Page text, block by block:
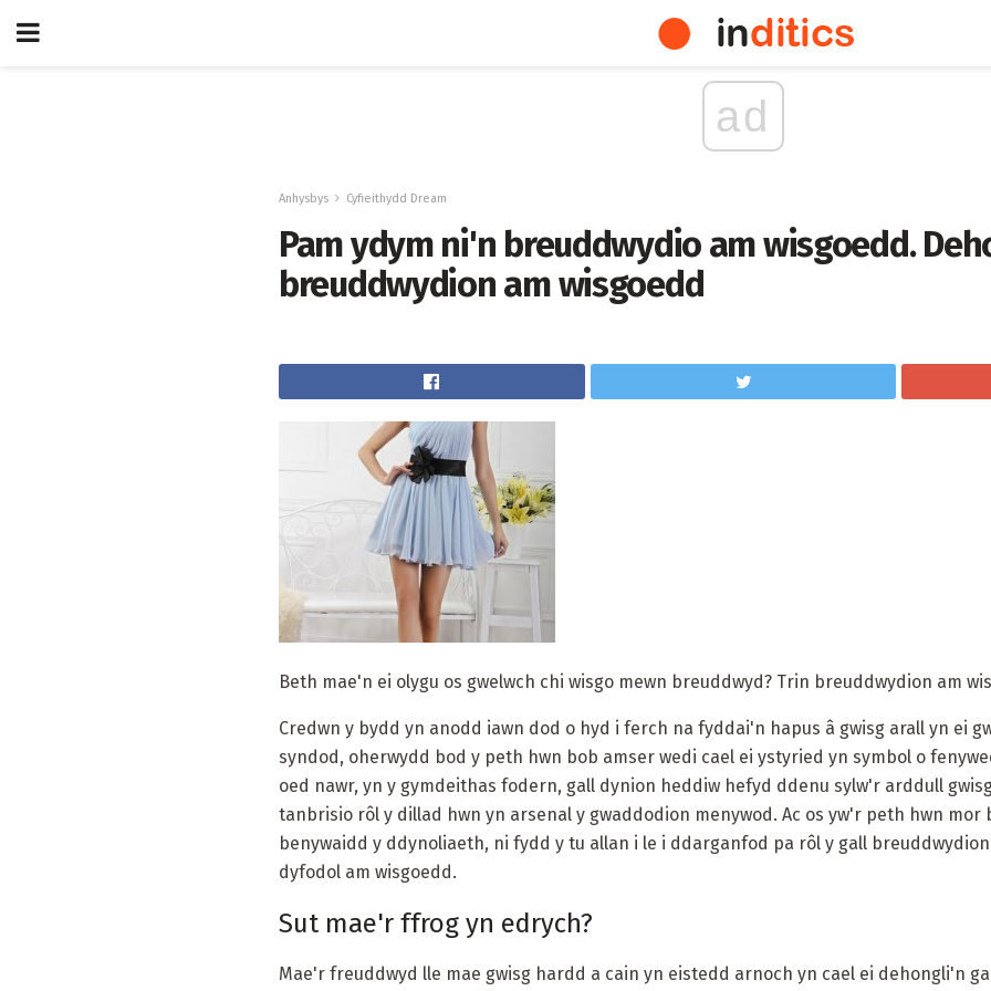
ad
Anhysbys Cyfieithydd Dream
Pam ydym ni'n breuddwydio am wisgoedd.
breuddwydion am wisgoedd
Beth mae'n ei olygu os gwelwch chi wisgo mewn breuddwyd? Trin breuddwydion am
Credwn y bydd yn anodd iawn dod o hyd i ferch na fyddai'n hapus â gwisg arall yn ei
syndod, oherwydd bod y peth hwn bob amser wedi cael ei ystyried yn symbol o
oed nawr, yn y gymdeithas fodern, gall dynion heddiw hefyd ddenu sylw'r arddull
tanbrisio rôl y dillad hwn yn arsenal y gwaddodion menywod. Ac os yw'r peth hwn mor
benywaidd y ddynoliaeth, ni fydd y tu allan i le i ddarganfod pa rôl y gall
dyfodol am wisgoedd.
Sut mae'r ffrog yn edrych?
Mae'r freuddwyd lle mae gwisg hardd a cain yn eistedd arnoch yn cael ei dehongli'n